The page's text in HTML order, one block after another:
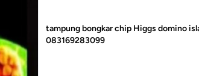
tampung bongkar chip Higgs domino
083169283099